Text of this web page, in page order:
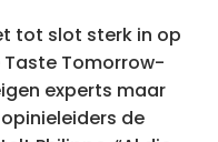
tot slot sterk in op
Taste Tomorrow-
experts maar
de